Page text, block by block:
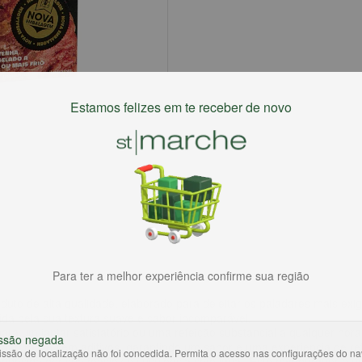
de alta qualidade, elaborado para deleitar os paladares mais
pela sua textura suave e sabor incomparável.
um jantar satisfatório ou uma refeição substancial a qualquer
e sem aditivos, garantindo um sabor e uma experiência de
Estamos felizes em te receber de novo
Para ter a melhor experiência confirme sua região
negada
de localização não foi concedida. Permita o acesso nas configurações do